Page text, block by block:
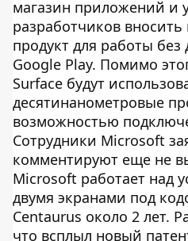
магазин приложений и
разработчиков
продукт для работы без
Google Play. Помимо
Surface будут
десятинанометровые
возможностью
Сотрудники Microsoft
комментируют еще не
Microsoft работает над
двумя экранами под
Centaurus около 2 лет.
что всплыл новый